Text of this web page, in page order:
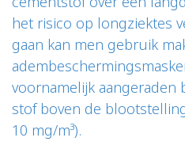
het risico op longziektes
gaan kan men gebruik
voornamelijk aangeraden
stof boven de
10 mg/m³).